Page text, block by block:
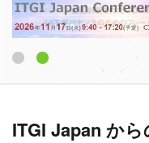
ITGI Japan か